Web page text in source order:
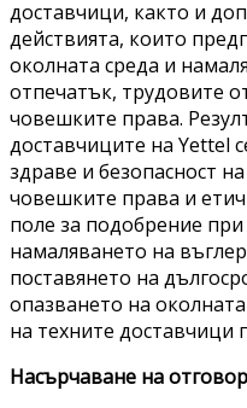
доставчици, както и
действията, които
околната среда и
отпечатък, трудовите
човешките права.
доставчиците на Yettel
здраве и безопасност
човешките права и
поле за подобрение
намаляването на
поставянето на
опазването на
на техните доставчици
Насърчаване на